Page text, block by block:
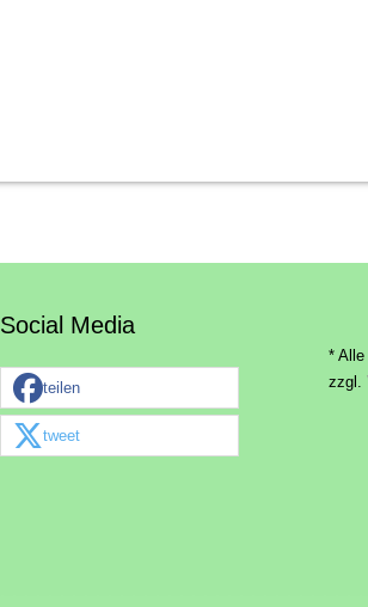
Social Media
teilen
tweet
* Alle
zzgl.